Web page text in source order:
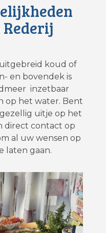
koud of
en bovendek is
inzetbaar
op het water. Bent
uitje op het
direct contact op
al uw wensen op
laten gaan.